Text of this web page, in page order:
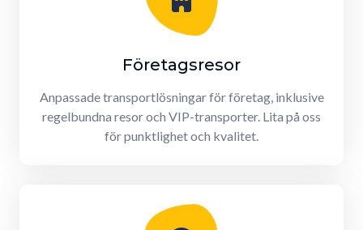
Företagsresor
Anpassade transportlösningar för företag, inklusive
regelbundna resor och VIP-transporter. Lita på oss
för punktlighet och kvalitet.